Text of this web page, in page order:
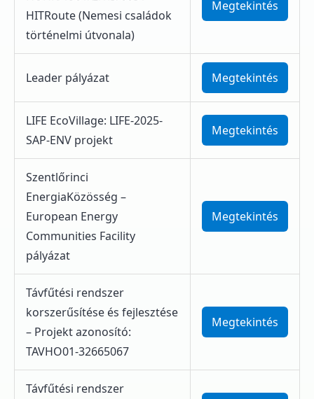
HITRoute (Nemesi családok
történelmi útvonala)
Megtekintés
Leader pályázat Megtekintés
LIFE EcoVillage: LIFE-2025-
SAP-ENV projekt
Megtekintés
Szentlőrinci
EnergiaKözösség –
European Energy
Communities Facility
pályázat
Megtekintés
Távfűtési rendszer
korszerűsítése és fejlesztése
– Projekt azonosító:
TAVHO01-32665067
Megtekintés
Távfűtési rendszer
Állásajánlatok
Aktuális adózási információk
Sajtóközlemények